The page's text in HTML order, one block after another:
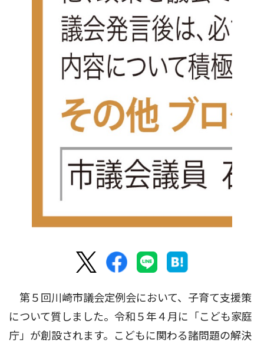
第５回川崎市議会定例会において、子育て支援策
について質しました。令和５年４月に「こども家庭
庁」が創設されます。こどもに関わる諸問題の解決